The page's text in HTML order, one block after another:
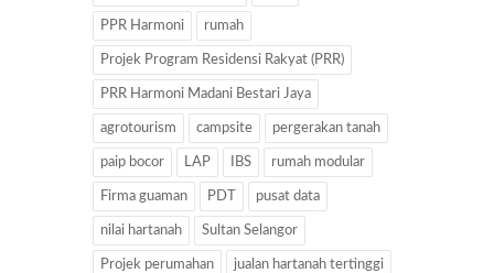
PPR Harmoni rumah
Projek Program Residensi Rakyat (PRR)
PRR Harmoni Madani Bestari Jaya
agrotourism campsite pergerakan tanah
paip bocor LAP IBS rumah modular
Firma guaman PDT pusat data
nilai hartanah Sultan Selangor
Projek perumahan jualan hartanah tertinggi